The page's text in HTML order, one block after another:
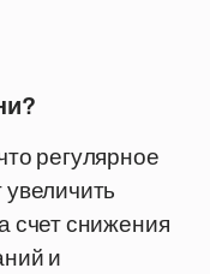
регулярное
счет снижения
и